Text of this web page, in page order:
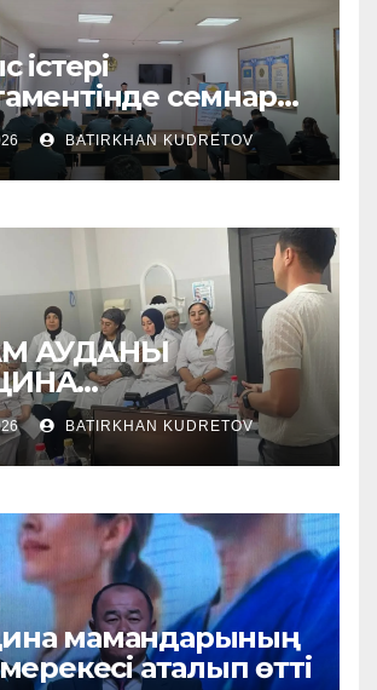
істері
семнар
BATIRKHAN KUDRETOV
АУДАНЫ
КӨМЕК
BATIRKHAN KUDRETOV
мамандарының
аталып өтті